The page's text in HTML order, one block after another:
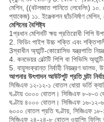
মেশিন, ((বটলজাত পানিতে লেবেলিং)
প্যাকেজ) ১১. ইঞ্জেকশন ছাঁচনির্মাণ
মেশিনের বৈশিষ্ট্য
1প্রধান মেশিনটি ক্ষয় প্রতিরোধী পিপি
2. ফিডিং পাইপ উচ্চ শক্তি এবং
3স্বাধীন অ্যান্টি-কোরোসিভ যন্ত্রপাতি
4. কনভেয়র বেল্টটি পিপি বা পিভিসি
5. বায়ুসংক্রান্ত নির্বাহী নিয়ন্ত্রণ ভালভ,
আপনার উৎপাদন আউটপুট প্রতি ঘন্টা
সিজিএফ ১২-১২-১ বোতল ধোয়া ভর্তি
ঘণ্টায় ৩০০০ বোতল। সিজিএফ ৮-৮-৩
ঘণ্টায় ৪০০০ বোতল। সিজিএফ ১৬-১২-৬
৬০০০ বোতল প্রতি ঘণ্টায়, সিজিএফ ১৮-
সিজিএফ ২৪-২৪-৮ বোতল ওয়াশিং ফিলিং